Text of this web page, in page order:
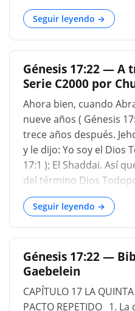
respuestas de oración
los grandes disfrutas de
duraderos; La
está reservada para
DE ABRAHAM ; de la
con Abraham, y
en un visible, y muy
en la que descendió:
Jonathan lo
el glorioso Shechinah,
Gloria....
Seguir leyendo →
Génesis 17:22 — A
Serie C2000 por
Ahora bien, cuando
nueve años ( Génesis
trece años después.
y le dijo: Yo soy el Dios
17:1 ); El Shaddai. Así
del término Dios
anda delante de mí, y
pacto entre mí y ti, y te
manera ( Génesis 17:1-
alto el capítulo
señalar que en este
estaban tratando de
prometió que Él va a
su simiente como las
Seguir leyendo →
Génesis 17:22 —
Gaebelein
CAPÍTULO 17 LA
PACTO REPETIDO _1.